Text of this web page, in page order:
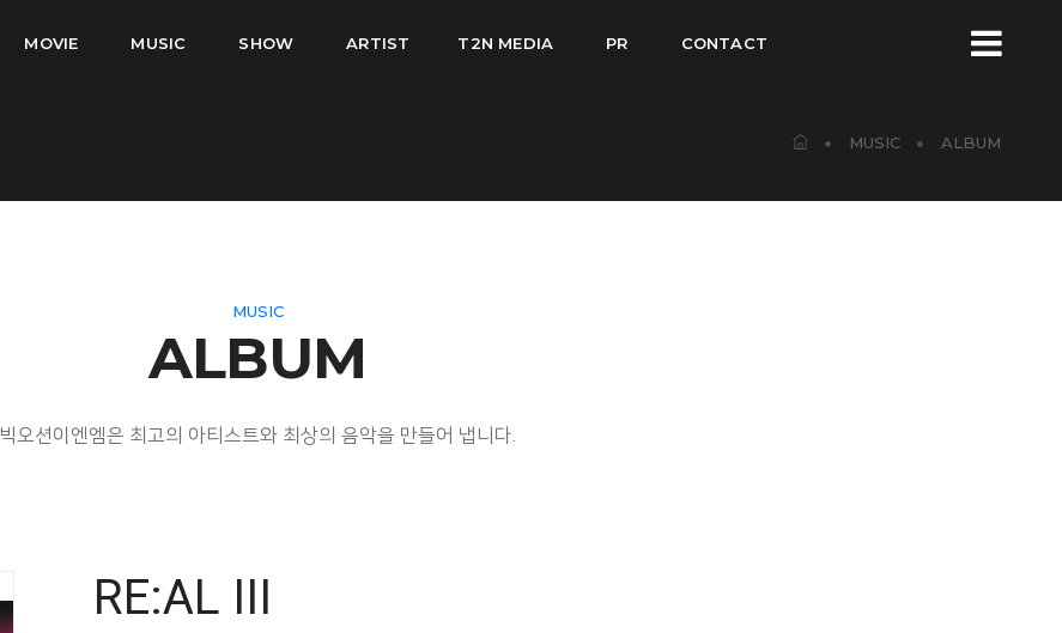
MOVIE MUSIC SHOW ARTIST T2N MEDIA PR CONTACT
MUSIC ALBUM
MUSIC
ALBUM
빅오션이엔엠은 최고의 아티스트와 최상의 음악을 만들어 냅니다.
RE:AL III